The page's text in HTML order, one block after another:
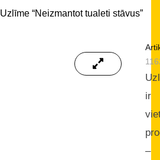
Uzlīme “Neizmantot tualeti stāvus”
ir
–